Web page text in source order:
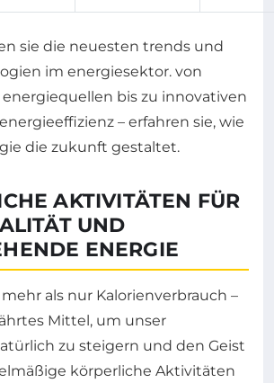
AKTIVITÄTEN FÜR
UND
ENERGIE
als nur Kalorienverbrauch –
Mittel, um unser
zu steigern und den Geist
körperliche Aktivitäten